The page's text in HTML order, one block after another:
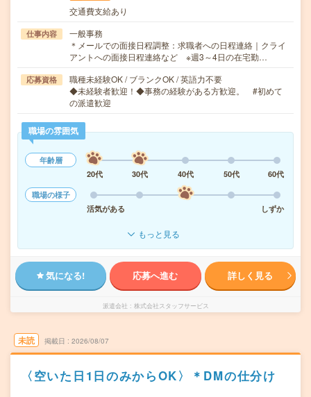
交通費支給あり
仕事内容
一般事務
＊メールでの面接日程調整：求職者への日程連絡｜クライ
アントへの面接日程連絡など ※週3～4日の在宅勤…
応募資格
職種未経験OK / ブランクOK / 英語力不要
◆未経験者歓迎！◆事務の経験がある方歓迎。 #初めて
の派遣歓迎
職場の雰囲気
年齢層
20代
30代 40代 50代
60代
職場の様子
活気がある
しずか
もっと見る
気になる! 応募へ進む 詳しく見る
派遣会社 株式会社スタッフサービス
未読 掲載日 2026/08/07
〈空いた日1日のみからOK〉＊DMの仕分け